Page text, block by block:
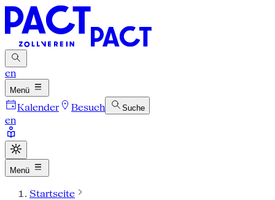
en
Menü
Kalender Besuch Suche
en
Menü
Startseite